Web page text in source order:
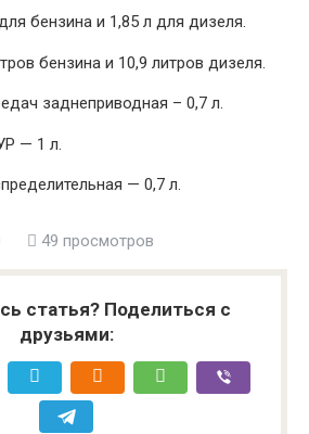
бензина и 1,85 л для дизеля.
бензина и 10,9 литров дизеля.
заднеприводная – 0,7 л.
— 1 л.
— 0,7 л.
49 просмотров
статья? Поделиться с
друзьями: